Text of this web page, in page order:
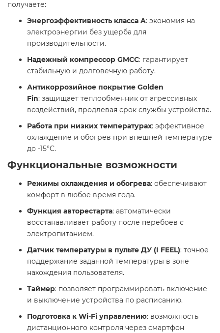
получаете:
Энергоэффективность класса A: экономия на
электроэнергии без ущерба для
производительности.
Надежный компрессор GMCC: гарантирует
стабильную и долговечную работу.
Антикоррозийное покрытие Golden
Fin: защищает теплообменник от агрессивных
воздействий, продлевая срок службы устройства.
Работа при низких температурах: эффективное
охлаждение и обогрев при внешней температуре
до -15°C.
Функциональные возможности
Режимы охлаждения и обогрева: обеспечивают
комфорт в любое время года.
Функция авторестарта: автоматически
восстанавливает работу после перебоев с
электропитанием.
Датчик температуры в пульте ДУ (I FEEL): точное
поддержание заданной температуры в зоне
нахождения пользователя.
Таймер: позволяет программировать включение
и выключение устройства по расписанию.
Подготовка к Wi-Fi управлению: возможность
дистанционного контроля через смартфон